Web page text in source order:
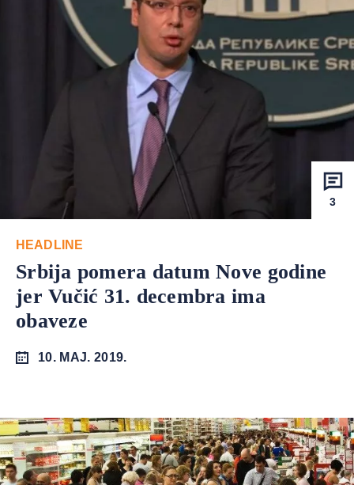
3
HEADLINE
Srbija pomera datum Nove godine
jer Vučić 31. decembra ima
obaveze
10. MAJ. 2019.